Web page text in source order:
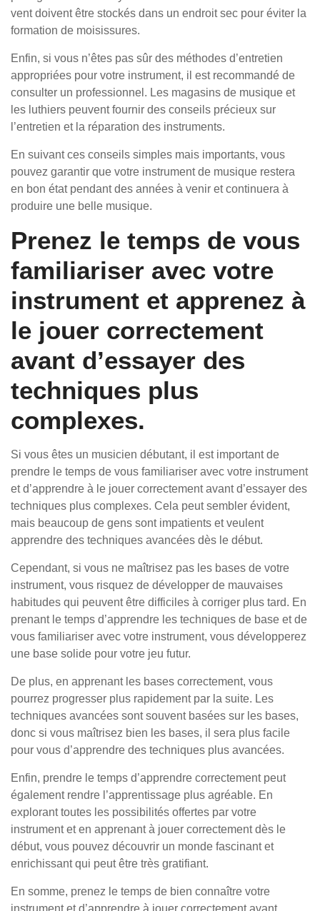
vent doivent être stockés dans un endroit sec pour éviter la
formation de moisissures.
Enfin, si vous n’êtes pas sûr des méthodes d’entretien
appropriées pour votre instrument, il est recommandé de
consulter un professionnel. Les magasins de musique et
les luthiers peuvent fournir des conseils précieux sur
l’entretien et la réparation des instruments.
En suivant ces conseils simples mais importants, vous
pouvez garantir que votre instrument de musique restera
en bon état pendant des années à venir et continuera à
produire une belle musique.
Prenez le temps de vous
familiariser avec votre
instrument et apprenez à
le jouer correctement
avant d’essayer des
techniques plus
complexes.
Si vous êtes un musicien débutant, il est important de
prendre le temps de vous familiariser avec votre instrument
et d’apprendre à le jouer correctement avant d’essayer des
techniques plus complexes. Cela peut sembler évident,
mais beaucoup de gens sont impatients et veulent
apprendre des techniques avancées dès le début.
Cependant, si vous ne maîtrisez pas les bases de votre
instrument, vous risquez de développer de mauvaises
habitudes qui peuvent être difficiles à corriger plus tard. En
prenant le temps d’apprendre les techniques de base et de
vous familiariser avec votre instrument, vous développerez
une base solide pour votre jeu futur.
De plus, en apprenant les bases correctement, vous
pourrez progresser plus rapidement par la suite. Les
techniques avancées sont souvent basées sur les bases,
donc si vous maîtrisez bien les bases, il sera plus facile
pour vous d’apprendre des techniques plus avancées.
Enfin, prendre le temps d’apprendre correctement peut
également rendre l’apprentissage plus agréable. En
explorant toutes les possibilités offertes par votre
instrument et en apprenant à jouer correctement dès le
début, vous pouvez découvrir un monde fascinant et
enrichissant qui peut être très gratifiant.
En somme, prenez le temps de bien connaître votre
instrument et d’apprendre à jouer correctement avant